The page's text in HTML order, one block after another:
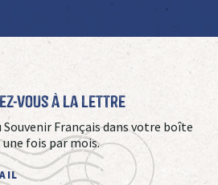
vous à La Lettre
Souvenir Français dans votre boîte
fois par mois.